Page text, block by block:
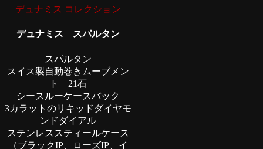
デュナミス コレクション
デュナミス スパルタン
スパルタン
スイス製自動巻きムーブメン
ト 21石
シースルーケースバック
3カラットのリキッドダイヤモ
ンドダイアル
ステンレススティールケース
（ブラックIP、ローズIP、イ